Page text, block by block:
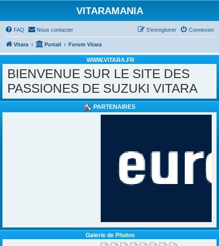
VITARAMANIA
FAQ Nous contacter Connexion
S’enregistrer
Vitara Portail Forum Vitara
WWW.VITARA.FR
BIENVENUE SUR LE SITE DES
PASSIONES DE SUZUKI VITARA
PARTENAIRES
Galerie de Photos